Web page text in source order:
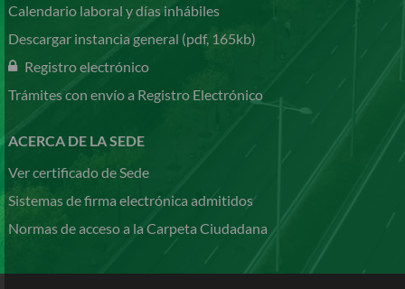
Calendario laboral y días inhábiles
Descargar instancia general (pdf, 165kb)
Registro electrónico
Trámites con envío a Registro Electrónico
ACERCA DE LA SEDE
Ver certificado de Sede
Sistemas de firma electrónica admitidos
Normas de acceso a la Carpeta Ciudadana